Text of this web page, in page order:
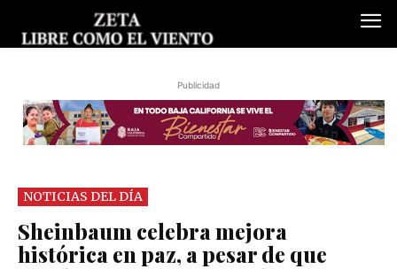
Publicidad
NOTICIAS DEL DÍA
Sheinbaum celebra mejora
histórica en paz, a pesar de que